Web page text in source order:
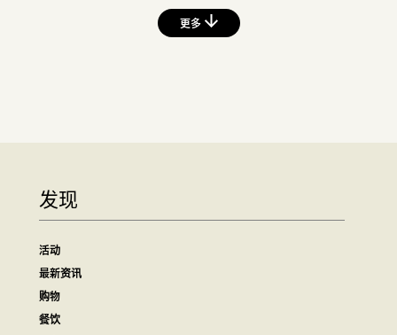
更多
发现
活动
最新资讯
购物
餐饮